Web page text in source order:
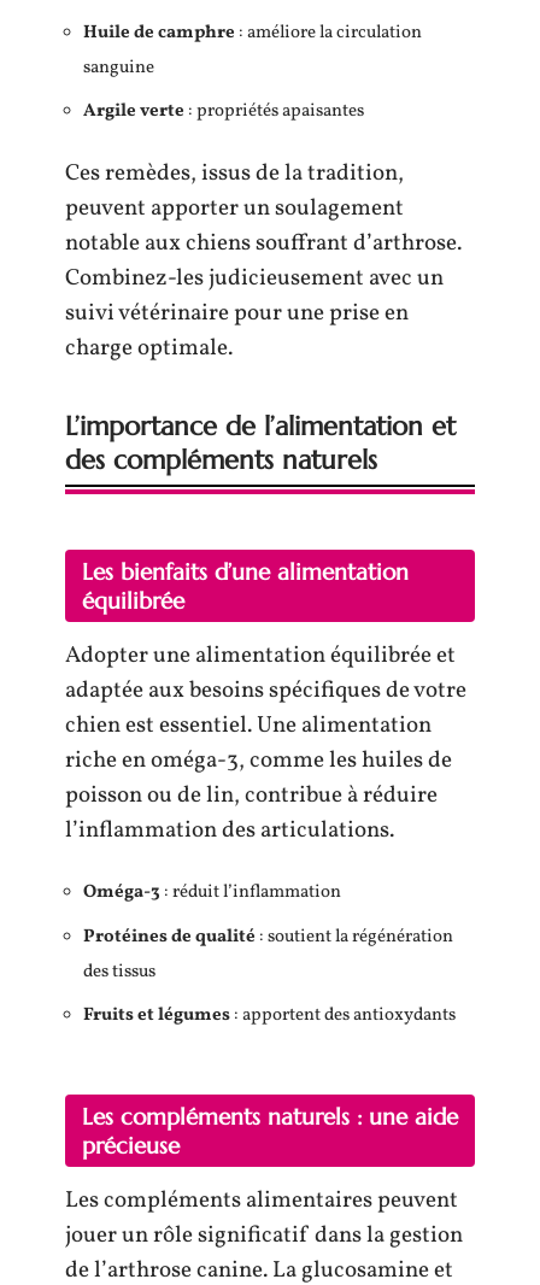
Huile de camphre : améliore la circulation
sanguine
Argile verte : propriétés apaisantes
Ces remèdes, issus de la tradition,
peuvent apporter un soulagement
notable aux chiens souffrant d’arthrose.
Combinez-les judicieusement avec un
suivi vétérinaire pour une prise en
charge optimale.
L’importance de l’alimentation et
des compléments naturels
Les bienfaits d’une alimentation
équilibrée
Adopter une alimentation équilibrée et
adaptée aux besoins spécifiques de votre
chien est essentiel. Une alimentation
riche en oméga-3, comme les huiles de
poisson ou de lin, contribue à réduire
l’inflammation des articulations.
Oméga-3 : réduit l’inflammation
Protéines de qualité : soutient la régénération
des tissus
Fruits et légumes: apportent des antioxydants
Les compléments naturels : une aide
précieuse
Les compléments alimentaires peuvent
jouer un rôle significatif dans la gestion
de l’arthrose canine. La glucosamine et